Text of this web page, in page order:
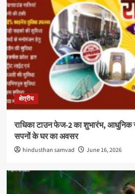
क्षेत्रीय
राधिका टाउन फेज-2 का शुभारंभ, आधुनिक
सपनों के घर का अवसर
hindusthan samvad June 16, 2026